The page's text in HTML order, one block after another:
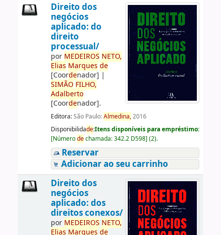
Direito dos
negócios
aplicado: do
direito
processual/
por MEDEIROS NETO,
Elias Marques de
[Coordenador] |
SIMÃO FILHO,
Adalberto
[Coordenador].
Editora:São Paulo:Almedina,2016
Disponibilidade:Itens disponíveis para empréstimo:
[Númerodechamada:342.2 D598] (2).
Reservar
Adicionar ao seu carrinho
Direito dos
negócios
aplicado: dos
direitos conexos/
por MEDEIROS NETO,
Elias Marques de